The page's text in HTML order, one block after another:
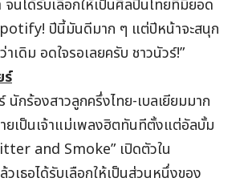
จนได้รับเลือกให้เป็นศิลปินไทยที่มียอด
ปีนี้มันดีมาก ๆ แต่ปีหน้าจะสนุก
าเดิม อดใจรอเลยครับ ชาวนัวร์!”
ร์
นักร้องสาวลูกครึ่งไทย-เบลเยียมมาก
ยเป็นเจ้าแม่เพลงฮิตทันทีตั้งแต่อัลบั้ม
and Smoke” เปิดตัวใน
เธอได้รับเลือกให้เป็นส่วนหนึ่งของ